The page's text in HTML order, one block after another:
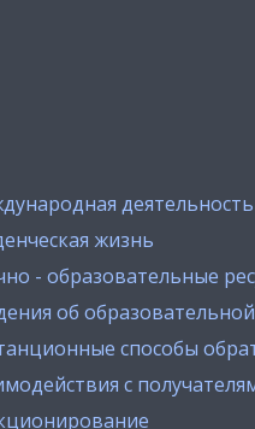
деятельность
жизнь
- образовательные
об
способы
с